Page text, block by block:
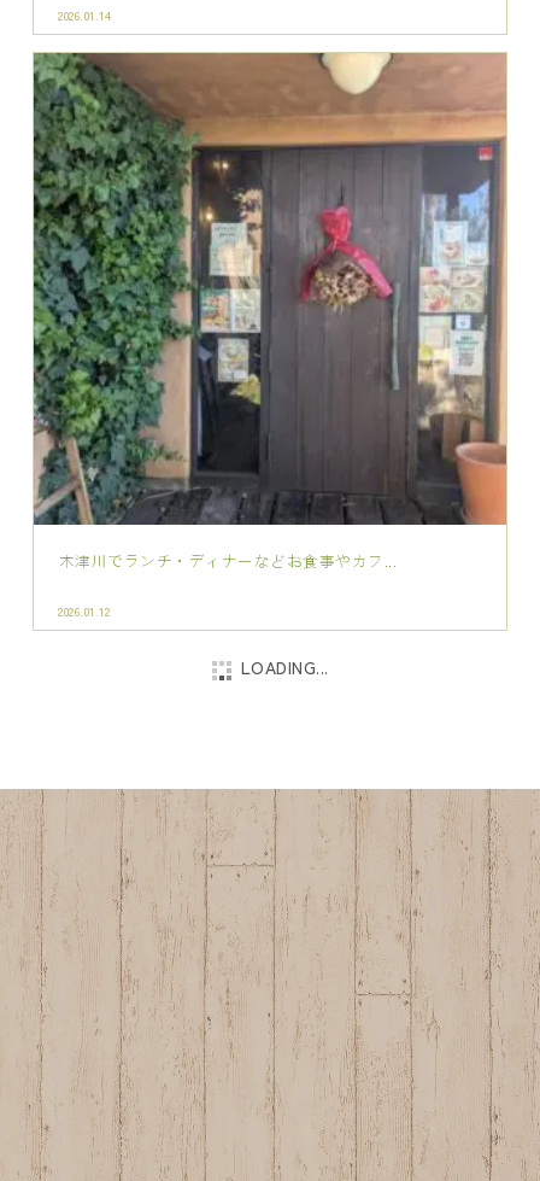
木津川でランチ・ディナーなどお食事やカフ...
2026.01.12
成人の日のランチ・カフェ・ディナー
2026.01.09